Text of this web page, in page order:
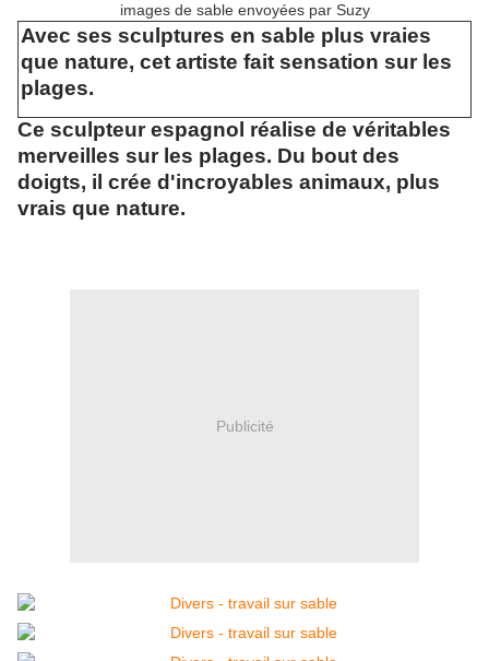
images de sable envoyées par Suzy
Avec ses sculptures en sable plus vraies
que nature, cet artiste fait sensation sur les
plages.
Ce sculpteur espagnol réalise de véritables
merveilles sur les plages. Du bout des
doigts, il crée d'incroyables animaux, plus
vrais que nature.
Publicité